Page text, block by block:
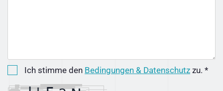
Ich stimme den Bedingungen & Datenschutz zu. *